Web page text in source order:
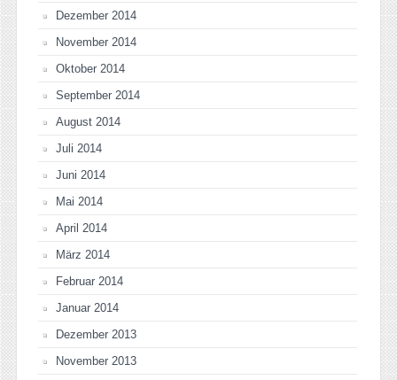
Dezember 2014
November 2014
Oktober 2014
September 2014
August 2014
Juli 2014
Juni 2014
Mai 2014
April 2014
März 2014
Februar 2014
Januar 2014
Dezember 2013
November 2013